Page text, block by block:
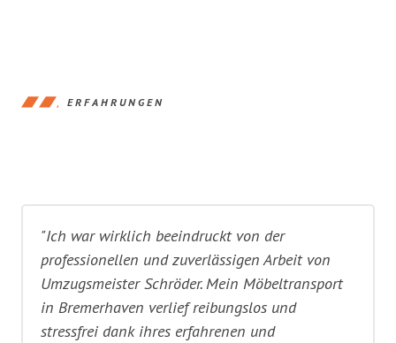
ERFAHRUNGEN
"Ich war wirklich beeindruckt von der
professionellen und zuverlässigen Arbeit von
Umzugsmeister Schröder. Mein Möbeltransport
in Bremerhaven verlief reibungslos und
stressfrei dank ihres erfahrenen und